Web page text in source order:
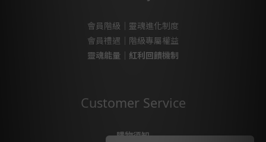
會員階級｜靈魂進化制度
會員禮遇｜階級專屬權益
靈魂能量｜紅利回饋機制
Customer Service
購物須知